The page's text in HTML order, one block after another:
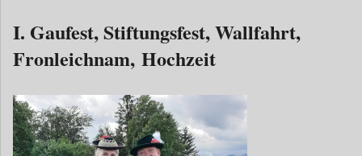
I. Gaufest, Stiftungsfest, Wallfahrt,
Fronleichnam, Hochzeit